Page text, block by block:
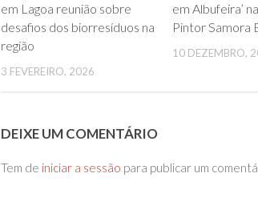
em Lagoa reunião sobre
desafios dos biorresíduos na
região
3 FEVEREIRO, 2026
em Albufeira’
Pintor Samora
10 DEZEMBRO,
DEIXE UM COMENTÁRIO
Tem de iniciar a sessão para publicar um